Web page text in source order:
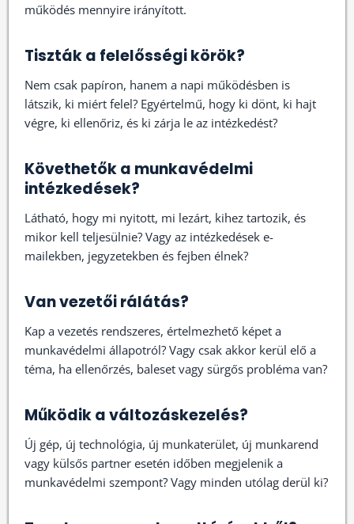
működés mennyire irányított.
Tiszták a felelősségi körök?
Nem csak papíron, hanem a napi működésben is
látszik, ki miért felel? Egyértelmű, hogy ki dönt, ki hajt
végre, ki ellenőriz, és ki zárja le az intézkedést?
Követhetők a munkavédelmi
intézkedések?
Látható, hogy mi nyitott, mi lezárt, kihez tartozik, és
mikor kell teljesülnie? Vagy az intézkedések e-
mailekben, jegyzetekben és fejben élnek?
Van vezetői rálátás?
Kap a vezetés rendszeres, értelmezhető képet a
munkavédelmi állapotról? Vagy csak akkor kerül elő a
téma, ha ellenőrzés, baleset vagy sürgős probléma van?
Működik a változáskezelés?
Új gép, új technológia, új munkaterület, új munkarend
vagy külsős partner esetén időben megjelenik a
munkavédelmi szempont? Vagy minden utólag derül ki?